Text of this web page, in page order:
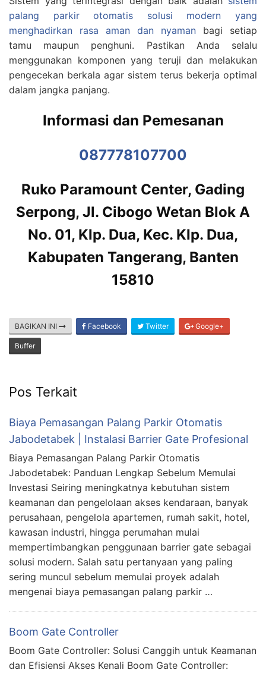
palang parkir otomatis solusi modern yang
menghadirkan rasa aman dan nyaman bagi setiap
tamu maupun penghuni. Pastikan Anda selalu
menggunakan komponen yang teruji dan melakukan
pengecekan berkala agar sistem terus bekerja optimal
dalam jangka panjang.
Informasi dan Pemesanan
087778107700
Ruko Paramount Center, Gading
Serpong, Jl. Cibogo Wetan Blok A
No. 01, Klp. Dua, Kec. Klp. Dua,
Kabupaten Tangerang, Banten
15810
BAGIKAN INI Facebook Twitter Google+
Buffer
Pos Terkait
Biaya Pemasangan Palang Parkir Otomatis
Jabodetabek | Instalasi Barrier Gate Profesional
Biaya Pemasangan Palang Parkir Otomatis
Jabodetabek: Panduan Lengkap Sebelum Memulai
Investasi Seiring meningkatnya kebutuhan sistem
keamanan dan pengelolaan akses kendaraan, banyak
perusahaan, pengelola apartemen, rumah sakit, hotel,
kawasan industri, hingga perumahan mulai
mempertimbangkan penggunaan barrier gate sebagai
solusi modern. Salah satu pertanyaan yang paling
sering muncul sebelum memulai proyek adalah
mengenai biaya pemasangan palang parkir …
Boom Gate Controller
Boom Gate Controller: Solusi Canggih untuk Keamanan
dan Efisiensi Akses Kenali Boom Gate Controller: